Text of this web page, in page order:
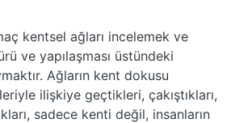
kentsel ağları incelemek ve
ve yapılaşması üstündeki
Ağların kent dokusu
ilişkiye geçtikleri, çakıştıkları,
sadece kenti değil, insanların